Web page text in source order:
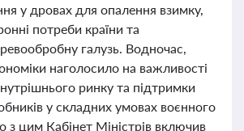
у дровах для опалення взимку,
потреби країни та
галузь. Водночас,
наголосило на важливості
ринку та підтримки
у складних умовах воєнного
з цим Кабінет Міністрів включив